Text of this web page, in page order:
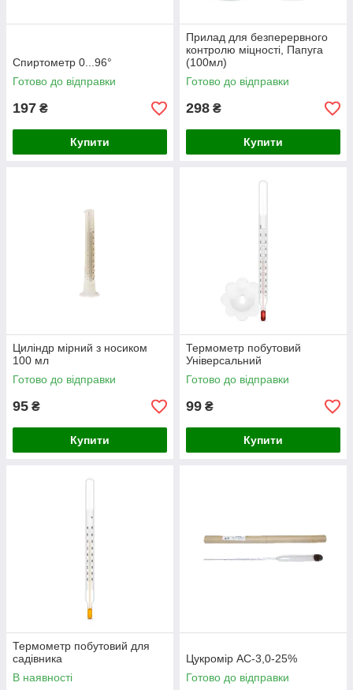
Спиртометр 0...96°
Готово до відправки
197 ₴
Купити
Прилад для безперервного
контролю міцності, Папуга
(100мл)
Готово до відправки
298 ₴
Купити
Циліндр мірний з носиком
100 мл
Готово до відправки
95 ₴
Купити
Термометр побутовий
Універсальний
Готово до відправки
99 ₴
Купити
Термометр побутовий для
садівника
В наявності
Цукромір АС-3,0-25%
Готово до відправки